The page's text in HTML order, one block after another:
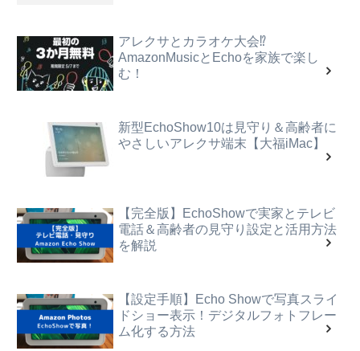
アレクサとカラオケ大会⁉
AmazonMusicとEchoを家族で楽し
む！
新型EchoShow10は見守り＆高齢者に
やさしいアレクサ端末【大福iMac】
【完全版】EchoShowで実家とテレビ
電話＆高齢者の見守り設定と活用方法
を解説
【設定手順】Echo Showで写真スライ
ドショー表示！デジタルフォトフレー
ム化する方法